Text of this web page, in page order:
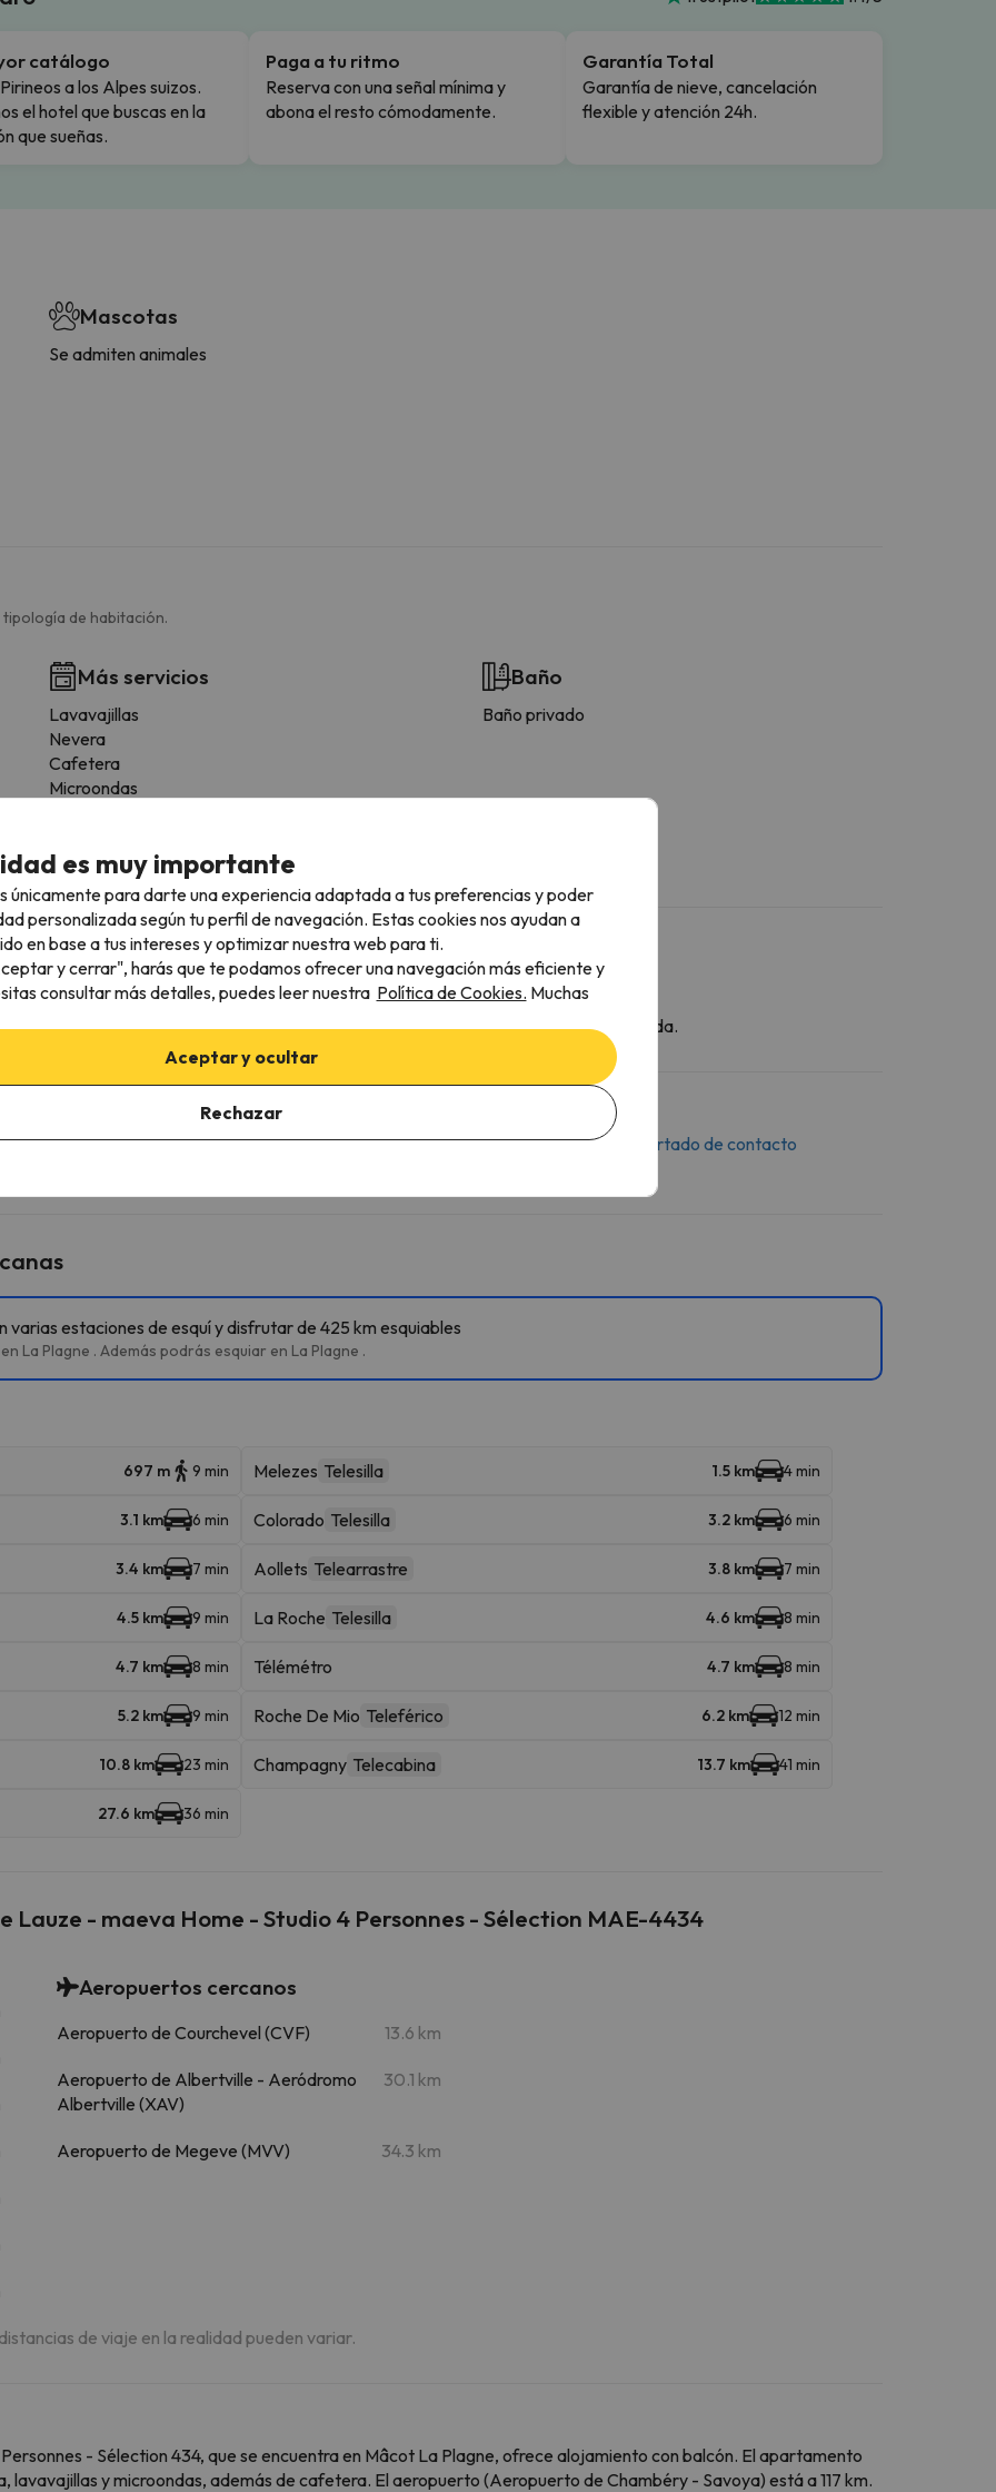
catálogo
a los Alpes suizos.
el hotel que buscas en la
que sueñas.
Paga a tu ritmo
Reserva con una señal mínima y
abona el resto cómodamente.
Garantía Total
Garantía de nieve, cancelación
flexible y atención 24h.
Mascotas
Se admiten animales
de habitación.
Más servicios
Lavavajillas
Nevera
Cafetera
Microondas
Fogones
Baño
Baño privado
con antelación. El parking está sujeto a disponibilidad en el momento de tu llegada.
sus condiciones es imprescindible que nos mandes un mensaje a través del apartado de contacto
estaciones de esquí y disfrutar de 425 km esquiables
La Plagne . Además podrás esquiar en La Plagne .
697 m 9 min Melezes Telesilla 1.5 km 4 min
3.1 km 6 min Colorado Telesilla 3.2 km 6 min
3.4 km 7 min Aollets Telearrastre 3.8 km 7 min
4.5 km 9 min La Roche Telesilla 4.6 km 8 min
4.7 km 8 min Télémétro 4.7 km 8 min
5.2 km 9 min Roche De Mio Teleférico 6.2 km 12 min
10.8 km 23 min Champagny Telecabina 13.7 km 41 min
27.6 km 36 min
Lauze - maeva Home - Studio 4 Personnes - Sélection MAE-4434
Aeropuertos cercanos
Aeropuerto de Courchevel (CVF) 13.6 km
Aeropuerto de Albertville - Aeródromo
Albertville (XAV)
30.1 km
Aeropuerto de Megeve (MVV) 34.3 km
de viaje en la realidad pueden variar.
- Sélection 434, que se encuentra en Mâcot La Plagne, ofrece alojamiento con balcón. El apartamento
lavavajillas y microondas, además de cafetera. El aeropuerto (Aeropuerto de Chambéry - Savoya) está a 117 km.
es muy importante
únicamente para darte una experiencia adaptada a tus preferencias y poder
personalizada según tu perfil de navegación. Estas cookies nos ayudan a
en base a tus intereses y optimizar nuestra web para ti.
y cerrar", harás que te podamos ofrecer una navegación más eficiente y
consultar más detalles, puedes leer nuestra Política de Cookies. Muchas
Aceptar y ocultar
Rechazar